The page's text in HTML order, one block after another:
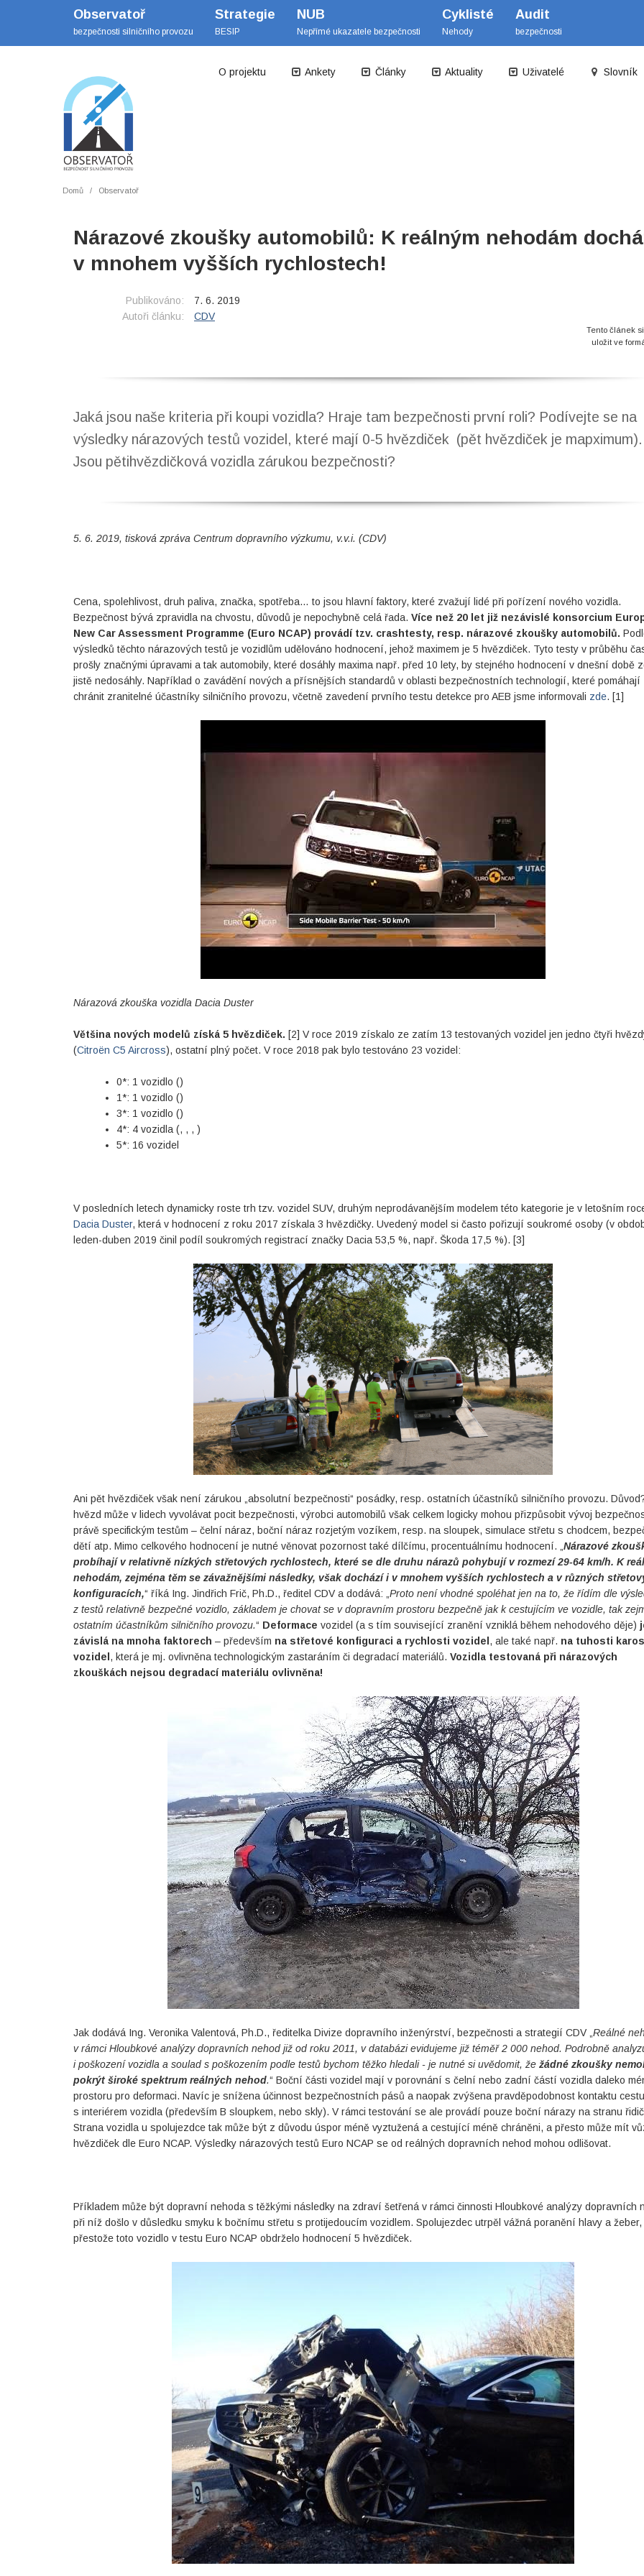
Observatoř
bezpečnosti silničního provozu
Strategie
BESIP
NUB
Nepřímé ukazatele bezpečnosti
Cyklisté
Nehody
Audit
bezpečnosti
O projektu Ankety Články Aktuality Uživatelé Slovník
Domů Observatoř
Nárazové zkoušky automobilů: K reálným nehodám
v mnohem vyšších rychlostech!
Publikováno:
7. 6. 2019
Autoři článku:
CDV
Tento článek
uložit ve
Jaká jsou naše kriteria při koupi vozidla? Hraje tam bezpečnosti první roli? Podívejte se na
výsledky nárazových testů vozidel, které mají 0-5 hvězdiček (pět hvězdiček je mapximum).
Jsou pětihvězdičková vozidla zárukou bezpečnosti?
5. 6. 2019, tisková zpráva Centrum dopravního výzkumu, v.v.i. (CDV)
Cena, spolehlivost, druh paliva, značka, spotřeba… to jsou hlavní faktory, které zvažují lidé při pořízení nového vozidla.
Bezpečnost bývá zpravidla na chvostu, důvodů je nepochybně celá řada. Více než 20 let již nezávislé konsorcium
New Car Assessment Programme (Euro NCAP) provádí tzv. crashtesty, resp. nárazové zkoušky automobilů.
výsledků těchto nárazových testů je vozidlům udělováno hodnocení, jehož maximem je 5 hvězdiček. Tyto testy v průběhu
prošly značnými úpravami a tak automobily, které dosáhly maxima např. před 10 lety, by stejného hodnocení v dnešní době
jistě nedosáhly. Například o zavádění nových a přísnějších standardů v oblasti bezpečnostních technologií, které pomáhají
chránit zranitelné účastníky silničního provozu, včetně zavedení prvního testu detekce pro AEB jsme informovali zde. [1]
Nárazová zkouška vozidla Dacia Duster
Většina nových modelů získá 5 hvězdiček. [2] V roce 2019 získalo ze zatím 13 testovaných vozidel jen jedno čtyři
(Citroën C5 Aircross), ostatní plný počet. V roce 2018 pak bylo testováno 23 vozidel:
0*: 1 vozidlo ()
1*: 1 vozidlo ()
3*: 1 vozidlo ()
4*: 4 vozidla (, , , )
5*: 16 vozidel
V posledních letech dynamicky roste trh tzv. vozidel SUV, druhým neprodávanějším modelem této kategorie je v letošním
Dacia Duster, která v hodnocení z roku 2017 získala 3 hvězdičky. Uvedený model si často pořizují soukromé osoby (v
leden-duben 2019 činil podíl soukromých registrací značky Dacia 53,5 %, např. Škoda 17,5 %). [3]
Ani pět hvězdiček však není zárukou „absolutní bezpečnosti“ posádky, resp. ostatních účastníků silničního provozu.
hvězd může v lidech vyvolávat pocit bezpečnosti, výrobci automobilů však celkem logicky mohou přizpůsobit vývoj
právě specifickým testům – čelní náraz, boční náraz rozjetým vozíkem, resp. na sloupek, simulace střetu s chodcem,
dětí atp. Mimo celkového hodnocení je nutné věnovat pozornost také dílčímu, procentuálnímu hodnocení. „ Nárazové
probíhají v relativně nízkých střetových rychlostech, které se dle druhu nárazů pohybují v rozmezí 29-64 km/h. K
nehodám, zejména těm se závažnějšími následky, však dochází i v mnohem vyšších rychlostech a v různých
konfiguracích,“ říká Ing. Jindřich Frič, Ph.D., ředitel CDV a dodává: „ Proto není vhodné spoléhat jen na to, že řídím dle
z testů relativně bezpečné vozidlo, základem je chovat se v dopravním prostoru bezpečně jak k cestujícím ve vozidle, tak
ostatním účastníkům silničního provozu.“ Deformace vozidel (a s tím související zranění vzniklá během nehodového děje)
závislá na mnoha faktorech – především na střetové konfiguraci a rychlosti vozidel , ale také např. na tuhosti
vozidel , která je mj. ovlivněna technologickým zastaráním či degradací materiálů. Vozidla testovaná při nárazových
zkouškách nejsou degradací materiálu ovlivněna!
Jak dodává Ing. Veronika Valentová, Ph.D., ředitelka Divize dopravního inženýrství, bezpečnosti a strategií CDV „ Reálné
v rámci Hloubkové analýzy dopravních nehod již od roku 2011, v databázi evidujeme již téměř 2 000 nehod. Podrobně
i poškození vozidla a soulad s poškozením podle testů bychom těžko hledali - je nutné si uvědomit, že žádné zkoušky
pokrýt široké spektrum reálných nehod.“ Boční části vozidel mají v porovnání s čelní nebo zadní částí vozidla daleko
prostoru pro deformaci. Navíc je snížena účinnost bezpečnostních pásů a naopak zvýšena pravděpodobnost kontaktu
s interiérem vozidla (především B sloupkem, nebo skly). V rámci testování se ale provádí pouze boční nárazy na stranu
Strana vozidla u spolujezdce tak může být z důvodu úspor méně vyztužená a cestující méně chráněni, a přesto může mít
hvězdiček dle Euro NCAP. Výsledky nárazových testů Euro NCAP se od reálných dopravních nehod mohou odlišovat.
Příkladem může být dopravní nehoda s těžkými následky na zdraví šetřená v rámci činnosti Hloubkové analýzy dopravních
při níž došlo v důsledku smyku k bočnímu střetu s protijedoucím vozidlem. Spolujezdec utrpěl vážná poranění hlavy a žeber,
přestože toto vozidlo v testu Euro NCAP obdrželo hodnocení 5 hvězdiček.